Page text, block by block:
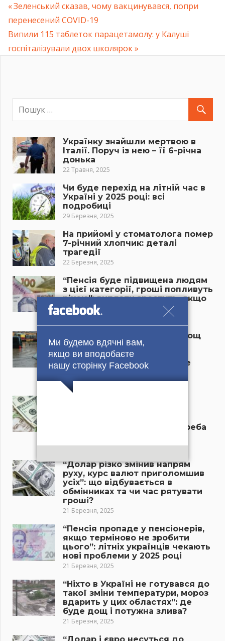
Ми будемо вдячні вам,
якщо ви вподобаєте
нашу сторінку Facebook
Навігація
записів
Previous
Post:
Зеленський сказав, чому вакцинувався, попри
перенесений COVID-19
Next
Post:
Випили 115 таблеток парацетамолу: у Калуші
госпіталізували двох школярок
Українку знайшли мертвою в
Італії. Поруч із нею – її 6-річна
донька
22 Травня, 2025
Чи буде перехід на літній час в
Україні у 2025 році: всі
подробиці
29 Березня, 2025
На прийомі у стоматолога помер
7-річний хлопчик: деталі
трагедії
22 Березня, 2025
“Пенсія буде підвищена людям
з цієї категорії, гроші попливуть
рікою”: виплати зростуть, якщо
ви належете до цієї групи
22 Березня, 2025
Потужна злива і могутній дощ
хлинуть на авто і дороги,
прогноз налякав самих
синоптиків: куди завтра пре
мороз і снігопад?
22 Березня, 2025
тепер коштує валюта, чи треба
21 Березня, 2025
“Долар різко змінив напрям
руху, курс валют приголомшив
усіх”: що відбувається в
обмінниках та чи час рятувати
гроші?
21 Березня, 2025
“Пенсія пропаде у пенсіонерів,
якщо терміново не зробити
цього”: літніх українців чекають
нові проблеми у 2025 році
21 Березня, 2025
“Ніхто в Україні не готувався до
такої зміни температури, мороз
вдарить у цих областях”: де
буде дощ і потужна злива?
21 Березня, 2025